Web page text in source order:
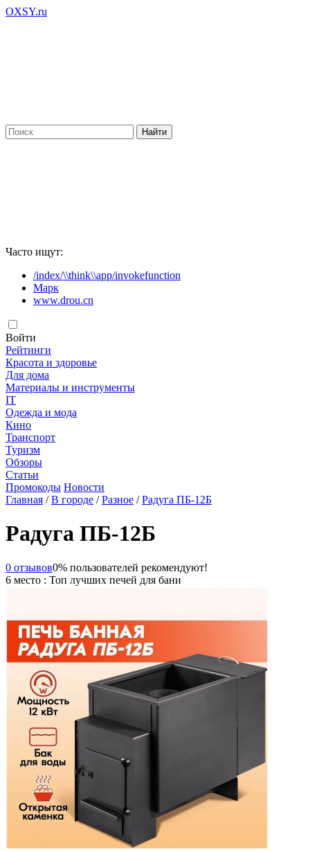
OXSY.ru
Часто ищут:
/index/\\think\\app/invokefunction
Марк
www.drou.cn
Войти
Рейтинги
Красота и здоровье
Для дома
Материалы и инструменты
IT
Одежда и мода
Кино
Транспорт
Туризм
Обзоры
Статьи
Промокоды Новости
Главная /В городе /Разное /Радуга ПБ-12Б
Радуга ПБ-12Б
0 отзывов0% пользователей рекомендуют!
6 место : Топ лучших печей для бани